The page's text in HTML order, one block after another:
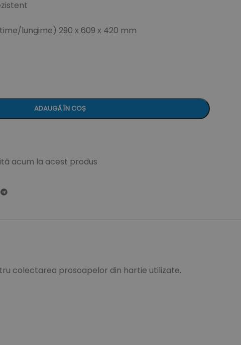
lungime) 290 x 609 x 420 mm
ADAUGĂ ÎN COȘ
acum la acest produs
colectarea prosoapelor din hartie utilizate.